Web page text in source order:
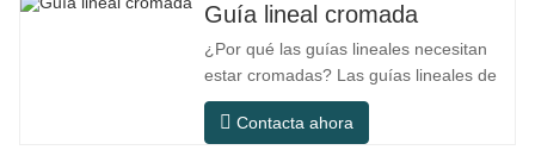
Guía lineal cromada
¿Por qué las guías lineales necesitan
estar cromadas? Las guías lineales de
acero ordinario pueden satisfacer las
necesidades operativas básicas en
Contacta ahora